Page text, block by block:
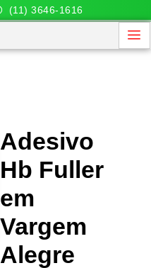
(11) 3646-1616
Adesivo
Hb Fuller
em
Vargem
Alegre